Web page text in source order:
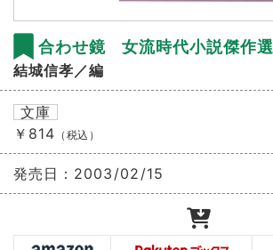
合わせ鏡 女流時代小説傑作選
結城信孝／編
文庫
￥814 （税込）
発売日： 2003/02/15